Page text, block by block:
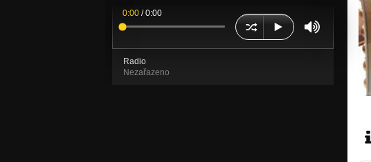
0:00 /0:00
Radio
Nezařazeno